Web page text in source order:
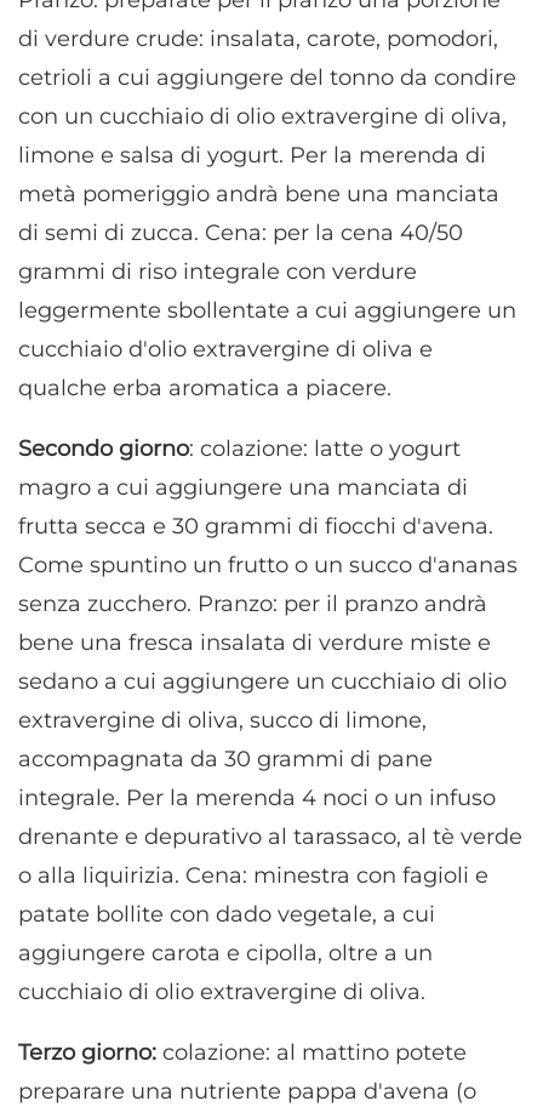
di verdure crude: insalata, carote, pomodori,
cetrioli a cui aggiungere del tonno da condire
con un cucchiaio di olio extravergine di oliva,
limone e salsa di yogurt. Per la merenda di
metà pomeriggio andrà bene una manciata
di semi di zucca. Cena: per la cena 40/50
grammi di riso integrale con verdure
leggermente sbollentate a cui aggiungere un
cucchiaio d'olio extravergine di oliva e
qualche erba aromatica a piacere.
Secondo giorno: colazione: latte o yogurt
magro a cui aggiungere una manciata di
frutta secca e 30 grammi di fiocchi d'avena.
Come spuntino un frutto o un succo d'ananas
senza zucchero. Pranzo: per il pranzo andrà
bene una fresca insalata di verdure miste e
sedano a cui aggiungere un cucchiaio di olio
extravergine di oliva, succo di limone,
accompagnata da 30 grammi di pane
integrale. Per la merenda 4 noci o un infuso
drenante e depurativo al tarassaco, al tè verde
o alla liquirizia. Cena: minestra con fagioli e
patate bollite con dado vegetale, a cui
aggiungere carota e cipolla, oltre a un
cucchiaio di olio extravergine di oliva.
Terzo giorno: colazione: al mattino potete
preparare una nutriente pappa d'avena (o